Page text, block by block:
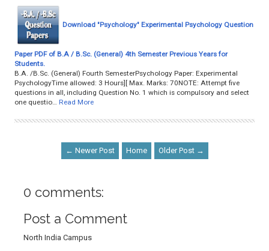
Download "Psychology" Experimental Psychology Question
Paper PDF of B.A / B.Sc. (General) 4th Semester Previous Years for
Students.
B.A. /B.Sc. (General) Fourth SemesterPsychology Paper: Experimental
PsychologyTime allowed: 3 Hours][ Max. Marks: 70NOTE: Attempt five
questions in all, including Question No. 1 which is compulsory and select
one questio…
Read More
← Newer Post Home Older Post →
0 comments:
Post a Comment
North India Campus